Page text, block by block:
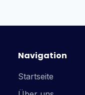
Navigation
Startseite